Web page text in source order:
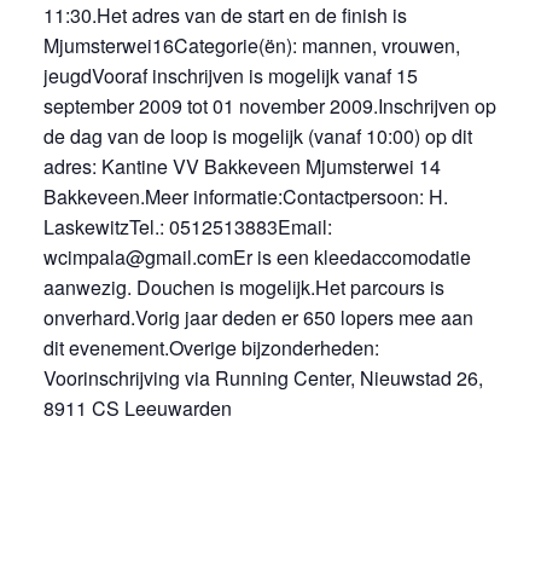
11:30.Het adres van de start en de finish is
Mjumsterwei16Categorie(ën): mannen, vrouwen,
jeugdVooraf inschrijven is mogelijk vanaf 15
september 2009 tot 01 november 2009.Inschrijven op
de dag van de loop is mogelijk (vanaf 10:00) op dit
adres: Kantine VV Bakkeveen Mjumsterwei 14
Bakkeveen.Meer informatie:Contactpersoon: H.
LaskewitzTel.: 0512513883Email:
wcimpala@gmail.comEr is een kleedaccomodatie
aanwezig. Douchen is mogelijk.Het parcours is
onverhard.Vorig jaar deden er 650 lopers mee aan
dit evenement.Overige bijzonderheden:
Voorinschrijving via Running Center, Nieuwstad 26,
8911 CS Leeuwarden